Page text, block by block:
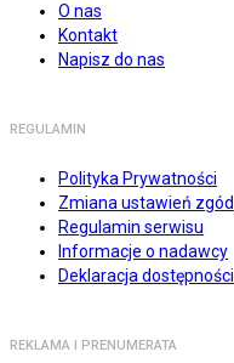
O nas
Kontakt
Napisz do nas
REGULAMIN
Polityka Prywatności
Zmiana ustawień zgód
Regulamin serwisu
Informacje o nadawcy
Deklaracja dostępności
REKLAMA I PRENUMERATA